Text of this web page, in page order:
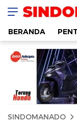
Informatif
BERANDA
SINDOMANADO